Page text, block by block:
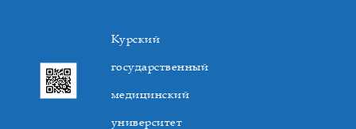
Курский
государственный
медицинский
университет